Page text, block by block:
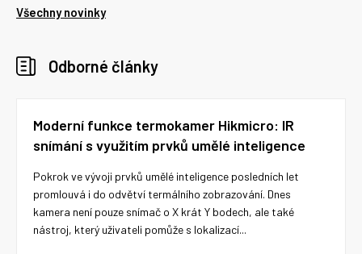
Všechny novinky
Odborné články
Moderní funkce termokamer Hikmicro: IR
snímání s využitím prvků umělé inteligence
Pokrok ve vývoji prvků umělé inteligence posledních let
promlouvá i do odvětví termálního zobrazování. Dnes
kamera není pouze snímač o X krát Y bodech, ale také
nástroj, který uživateli pomůže s lokalizací...